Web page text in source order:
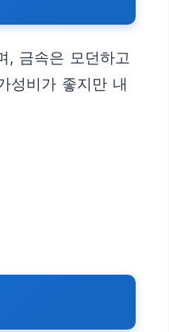
, 금속은 모던하고
성비가 좋지만 내